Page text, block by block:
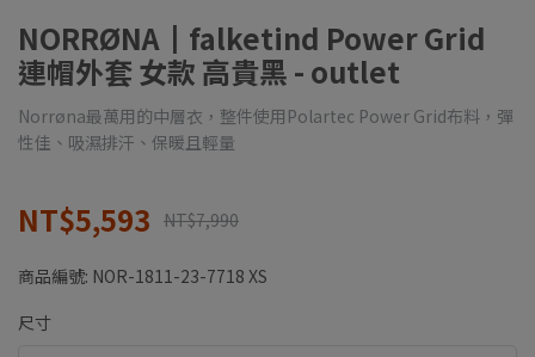
NORRØNA┃falketind Power Grid
連帽外套 女款 高貴黑 - outlet
Norrøna最萬用的中層衣，整件使用Polartec Power Grid布料，彈
性佳、吸濕排汗、保暖且輕量
NT$5,593 NT$7,990
商品編號: NOR-1811-23-7718 XS
尺寸